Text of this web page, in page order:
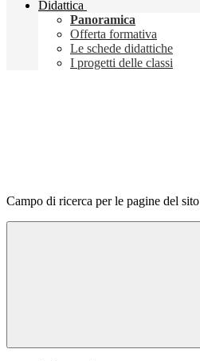
Didattica
Panoramica
Offerta formativa
Le schede didattiche
I progetti delle classi
Campo di ricerca per le pagine del sito